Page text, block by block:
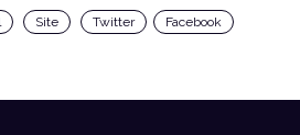
Site Twitter Facebook